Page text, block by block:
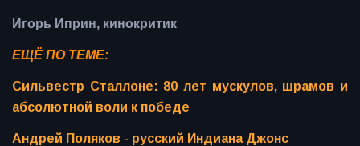
Игорь Иприн, кинокритик
ЕЩЁ ПО ТЕМЕ:
Сильвестр Сталлоне: 80 лет мускулов, шрамов и
абсолютной воли к победе
Андрей Поляков - русский Индиана Джонс